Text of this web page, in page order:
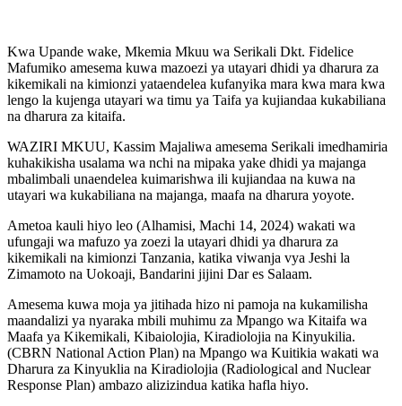
Kwa Upande wake, Mkemia Mkuu wa Serikali Dkt. Fidelice
Mafumiko amesema kuwa mazoezi ya utayari dhidi ya dharura za
kikemikali na kimionzi yataendelea kufanyika mara kwa mara kwa
lengo la kujenga utayari wa timu ya Taifa ya kujiandaa kukabiliana
na dharura za kitaifa.
WAZIRI MKUU, Kassim Majaliwa amesema Serikali imedhamiria
kuhakikisha usalama wa nchi na mipaka yake dhidi ya majanga
mbalimbali unaendelea kuimarishwa ili kujiandaa na kuwa na
utayari wa kukabiliana na majanga, maafa na dharura yoyote.
Ametoa kauli hiyo leo (Alhamisi, Machi 14, 2024) wakati wa
ufungaji wa mafuzo ya zoezi la utayari dhidi ya dharura za
kikemikali na kimionzi Tanzania, katika viwanja vya Jeshi la
Zimamoto na Uokoaji, Bandarini jijini Dar es Salaam.
Amesema kuwa moja ya jitihada hizo ni pamoja na kukamilisha
maandalizi ya nyaraka mbili muhimu za Mpango wa Kitaifa wa
Maafa ya Kikemikali, Kibaiolojia, Kiradiolojia na Kinyukilia.
(CBRN National Action Plan) na Mpango wa Kuitikia wakati wa
Dharura za Kinyuklia na Kiradiolojia (Radiological and Nuclear
Response Plan) ambazo alizizindua katika hafla hiyo.